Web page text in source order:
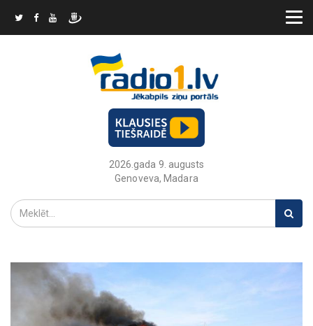
2026.gada 9. augusts
Genoveva, Madara